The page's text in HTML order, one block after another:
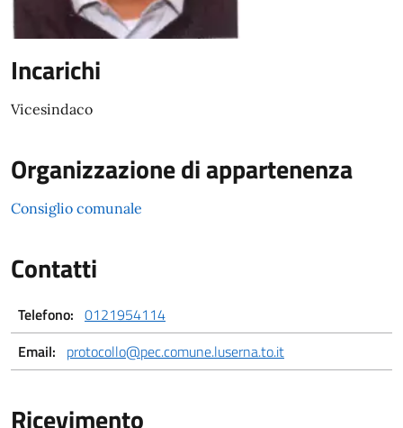
Incarichi
Vicesindaco
Organizzazione di appartenenza
Consiglio comunale
Contatti
Telefono: 0121954114
Email: protocollo@pec.comune.luserna.to.it
Ricevimento